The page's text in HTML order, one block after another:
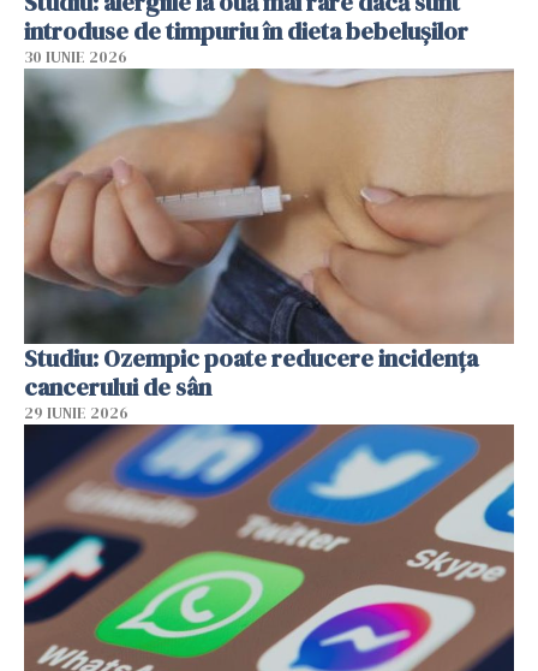
introduse de timpuriu în dieta bebelușilor
30 IUNIE 2026
Studiu: Ozempic poate reducere incidența
cancerului de sân
29 IUNIE 2026